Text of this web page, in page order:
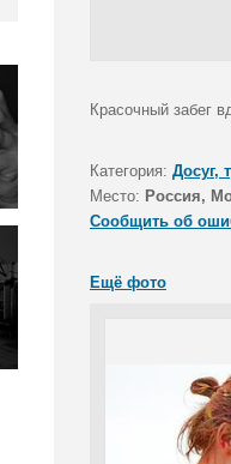
Красочный забег
Категория: Досуг,
Место: Россия,
Сообщить об
Ещё фото